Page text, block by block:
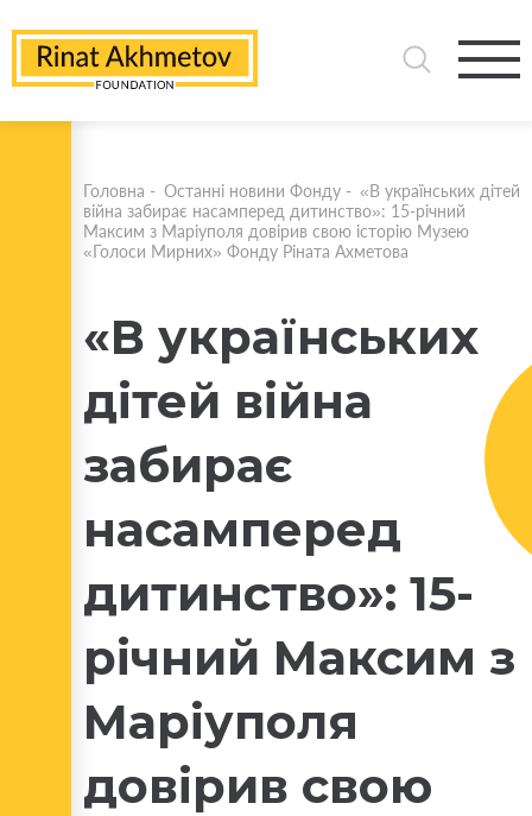
Головна - Останні новини Фонду - «В українських дітей
війна забирає насамперед дитинство»: 15-річний
Максим з Маріуполя довірив свою історію Музею
«Голоси Мирних» Фонду Ріната Ахметова
«В українських
дітей війна
забирає
насамперед
дитинство»: 15-
річний Максим з
Маріуполя
довірив свою